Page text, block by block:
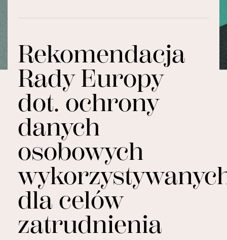
Rekomendacja
Rady Europy
dot. ochrony
danych
osobowych
dla celów
zatrudnienia